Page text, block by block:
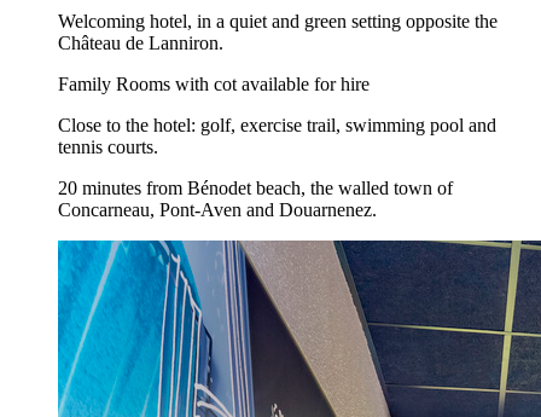
Welcoming hotel, in a quiet and green setting opposite the
Château de Lanniron.
Family Rooms with cot available for hire
Close to the hotel: golf, exercise trail, swimming pool and
tennis courts.
20 minutes from Bénodet beach, the walled town of
Concarneau, Pont-Aven and Douarnenez.